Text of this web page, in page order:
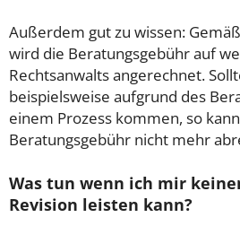
Außerdem gut zu wissen:
wird die Beratungsgebühr auf
Rechtsanwalts angerechnet.
beispielsweise aufgrund des
einem Prozess kommen, so
Beratungsgebühr nicht mehr
Was tun wenn ich mir
Revision leisten kann?